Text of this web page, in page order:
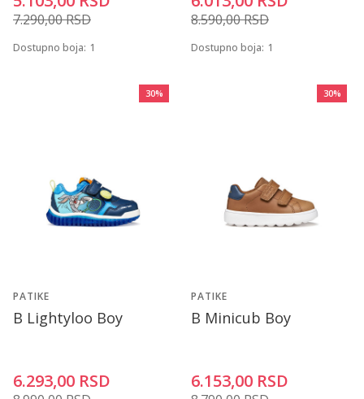
7.290,00RSD
Dostupno boja: 1
8.590,00RSD
Dostupno boja: 1
30%
PATIKE
B Lightyloo Boy
6.293,00 RSD
30%
PATIKE
B Minicub Boy
6.153,00 RSD